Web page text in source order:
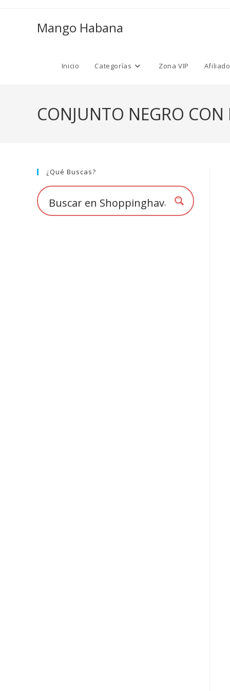
Mango Habana
Inicio Categorías Zona VIP
CONJUNTO NEGRO CON
¿Qué Buscas?